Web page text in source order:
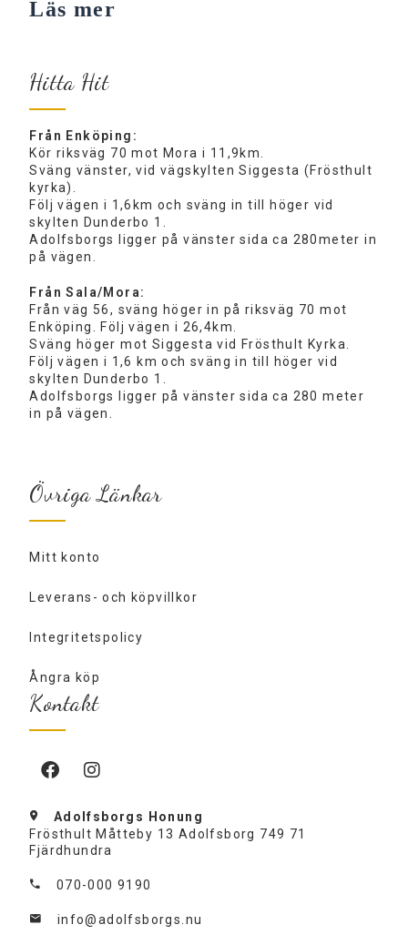
Läs mer
Hitta Hit
Från Enköping:
Kör riksväg 70 mot Mora i 11,9km.
Sväng vänster, vid vägskylten Siggesta (Frösthult
kyrka).
Följ vägen i 1,6km och sväng in till höger vid
skylten Dunderbo 1.
Adolfsborgs ligger på vänster sida ca 280meter in
på vägen.
Från Sala/Mora:
Från väg 56, sväng höger in på riksväg 70 mot
Enköping. Följ vägen i 26,4km.
Sväng höger mot Siggesta vid Frösthult Kyrka.
Följ vägen i 1,6 km och sväng in till höger vid
skylten Dunderbo 1.
Adolfsborgs ligger på vänster sida ca 280 meter
in på vägen.
Övriga Länkar
Mitt konto
Leverans- och köpvillkor
Integritetspolicy
Ångra köp
Kontakt
Adolfsborgs Honung
Frösthult Måtteby 13 Adolfsborg 749 71
Fjärdhundra
070-000 9190
info@adolfsborgs.nu